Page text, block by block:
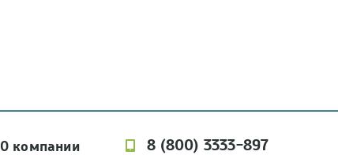
О компании 8 (800) 3333-897